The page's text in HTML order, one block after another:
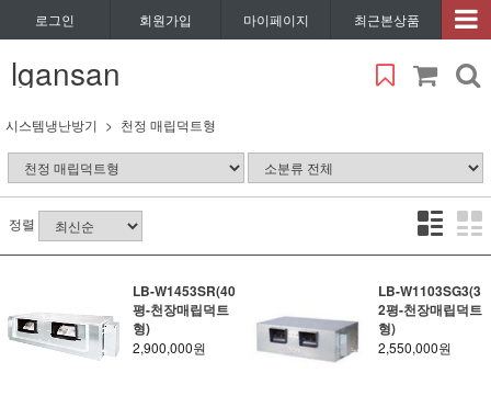
로그인 회원가입 마이페이지 최근본상품
lgansan
시스템냉난방기 천정 매립덕트형
정렬
LB-W1453SR(40
평-천장매립덕트
형)
2,900,000원
LB-W1103SG3(3
2평-천장매립덕트
형)
2,550,000원